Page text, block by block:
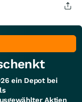
ein Depot bei
Aktien